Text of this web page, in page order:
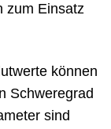
zum Einsatz
können
Schweregrad
sind